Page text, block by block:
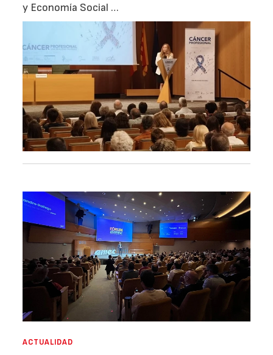
y Economía Social …
ACTUALIDAD